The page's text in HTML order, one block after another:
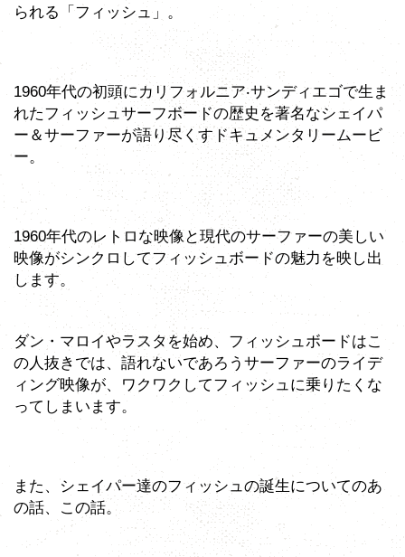
られる「フィッシュ」。
1960年代の初頭にカリフォルニア‧サンディエゴで生ま
れたフィッシュサーフボードの歴史を著名なシェイパ
ー＆サーファーが語り尽くすドキュメンタリームービ
ー。
1960年代のレトロな映像と現代のサーファーの美しい
映像がシンクロしてフィッシュボードの魅力を映し出
します。
ダン・マロイやラスタを始め、フィッシュボードはこ
の人抜きでは、語れないであろうサーファーのライデ
ィング映像が、ワクワクしてフィッシュに乗りたくな
ってしまいます。
また、シェイパー達のフィッシュの誕生についてのあ
の話、この話。